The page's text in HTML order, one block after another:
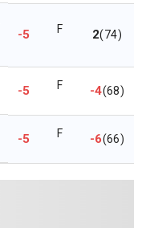
-5 F 2(74)
-5 F -4(68)
-5 F -6(66)